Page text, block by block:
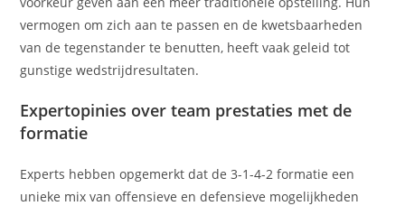
vermogen om zich aan te passen en de kwetsbaarheden
van de tegenstander te benutten, heeft vaak geleid tot
gunstige wedstrijdresultaten.
Expertopinies over team prestaties met de
formatie
Experts hebben opgemerkt dat de 3-1-4-2 formatie een
unieke mix van offensieve en defensieve mogelijkheden